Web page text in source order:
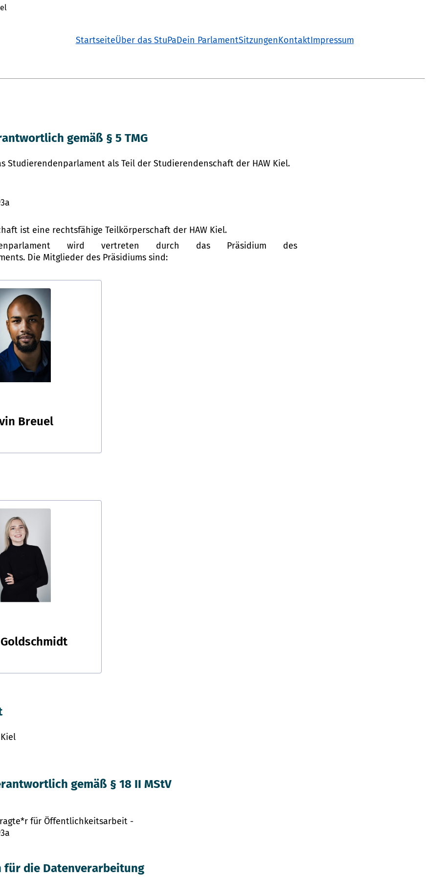
StartseiteÜber das StuPaDein ParlamentSitzungenKontaktImpressum
gemäß § 5 TMG
Studierendenparlament als Teil der Studierendenschaft der HAW Kiel.
ist eine rechtsfähige Teilkörperschaft der HAW Kiel.
wird vertreten durch das Präsidium des
Die Mitglieder des Präsidiums sind:
Breuel
gemäß § 18 II MStV
für Öffentlichkeitsarbeit -
die Datenverarbeitung